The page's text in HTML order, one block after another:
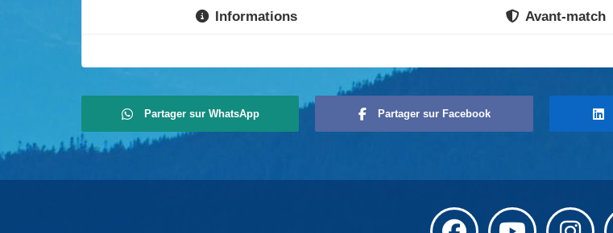
Informations Avant-match
Partager sur WhatsApp Partager sur Facebook